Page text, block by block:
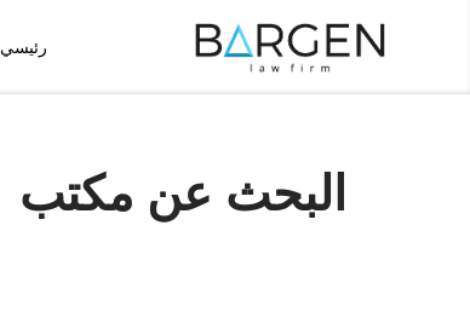
رئيسي
البحث عن مكتب